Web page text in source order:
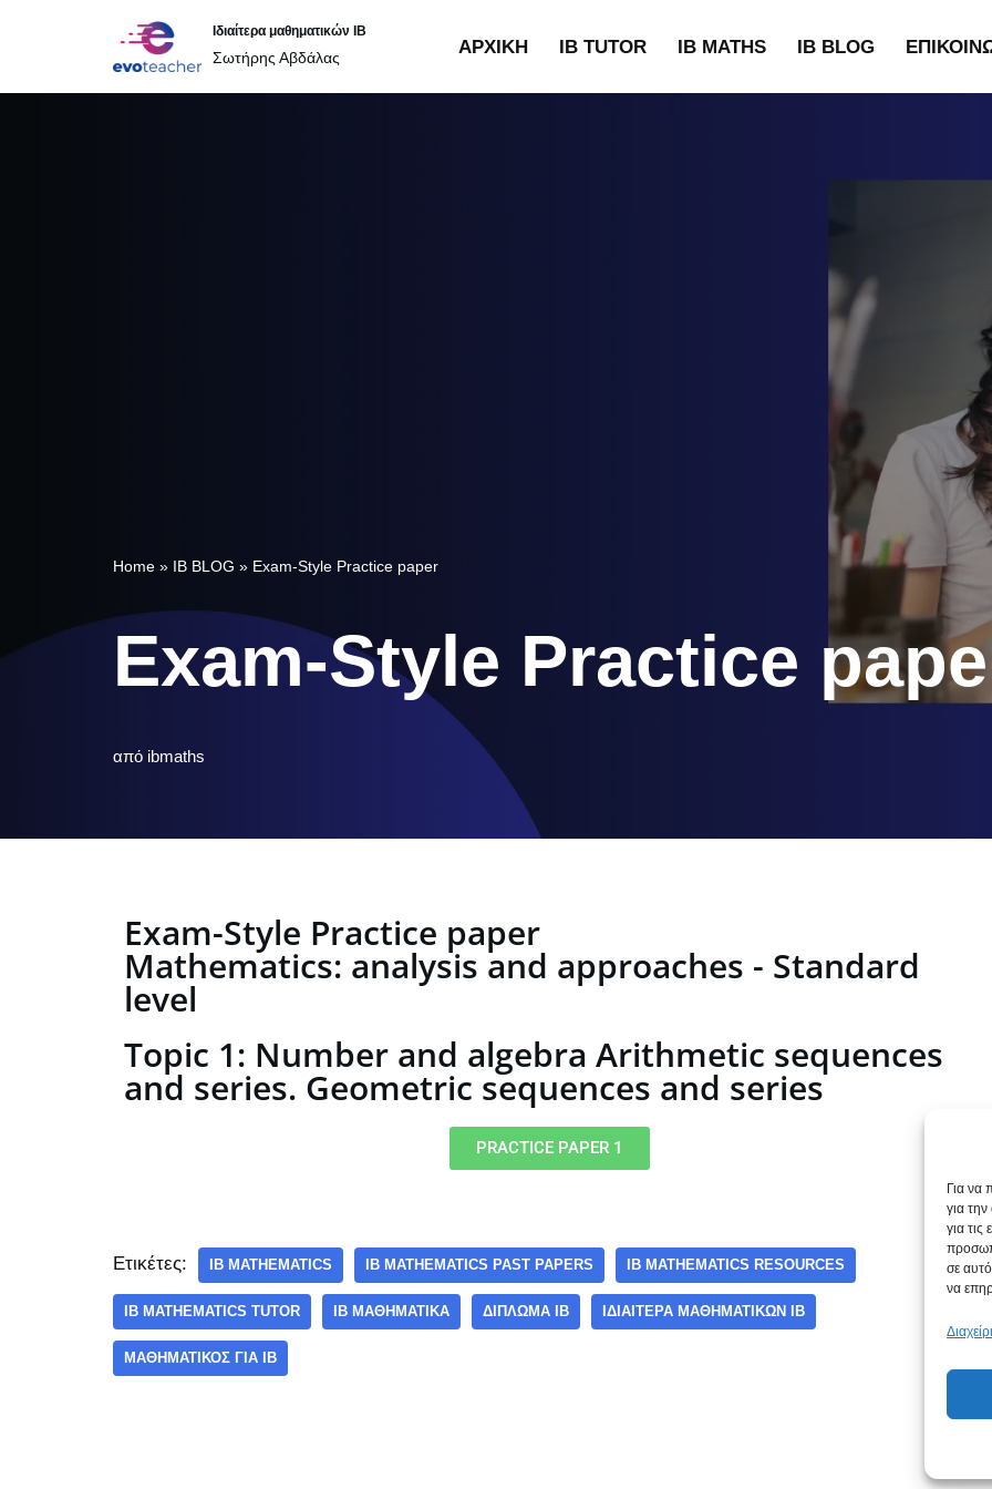
Για να
για
για
σε
να
Μεταπηδήστε
στο
Ιδιαίτερα μαθηματικών IB
Σωτήρης Αβδάλας ΑΡΧΙΚΉ IB TUTOR IB MATHS IB BLOG
Home » IB BLOG » Exam-Style Practice paper
Exam-Style Practice
από ibmaths
Exam-Style Practice paper
Mathematics: analysis and approaches - Standard
level
Topic 1: Number and algebra Arithmetic sequences
and series. Geometric sequences and series
PRACTICE PAPER 1
Ετικέτες: IB MATHEMATICS IB MATHEMATICS PAST PAPERS IB MATHEMATICS RESOURCES
IB MATHEMATICS TUTOR IB ΜΑΘΗΜΑΤΙΚΆ ΔΊΠΛΩΜΑ IB ΙΔΙΑΙΤΈΡΑ ΜΑΘΗΜΑΤΙΚΏΝ IB
ΜΑΘΗΜΑΤΙΚΌΣ ΓΙΑ IB